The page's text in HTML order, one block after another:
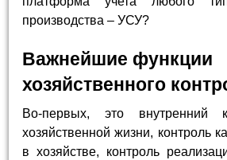
производства – УСУ?
Важнейшие функции
хозяйственного
Во-первых, это внутренний
хозяйственной жизни, контроль
в хозяйстве, контроль